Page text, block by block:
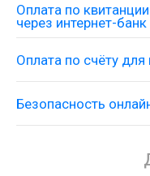
Оплата по
через интернет-банк
Оплата по счёту
Безопасность